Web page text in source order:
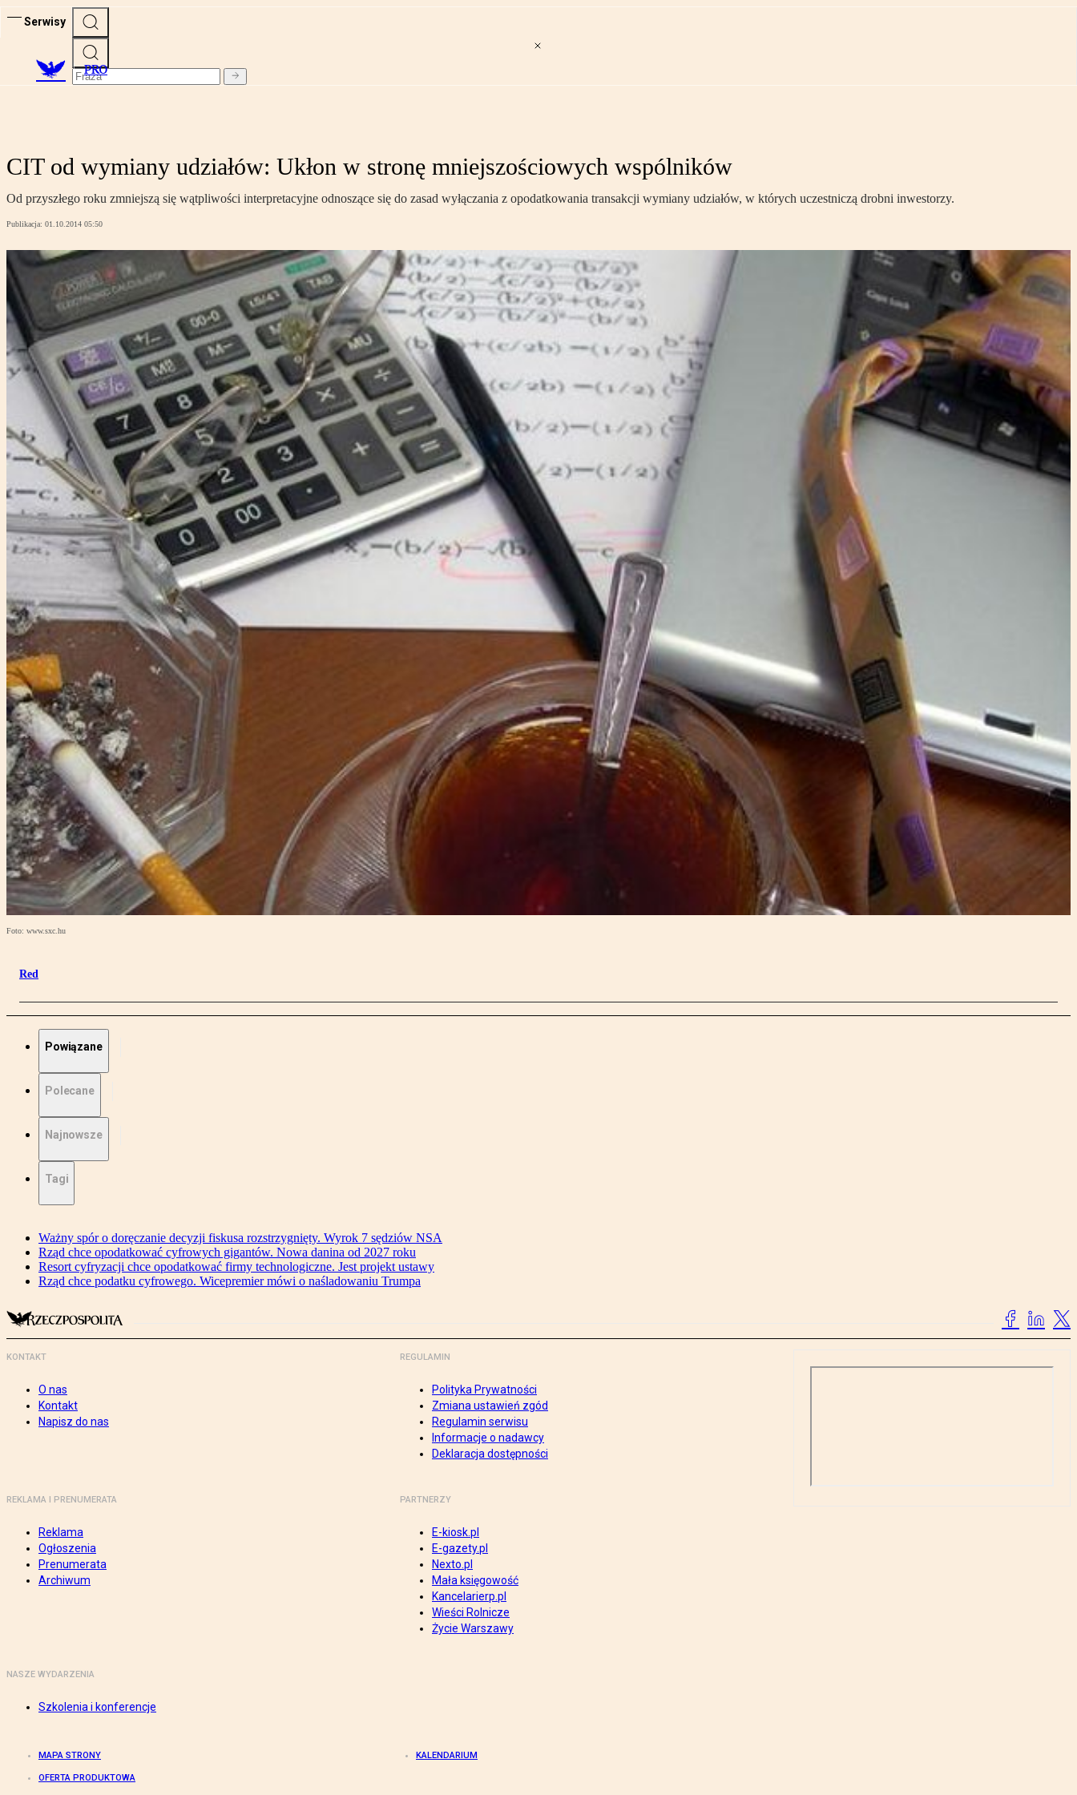
Serwisy
PRO
CIT od wymiany udziałów: Ukłon w stronę mniejszościowych wspólników
Od przyszłego roku zmniejszą się wątpliwości interpretacyjne odnoszące się do zasad wyłączania z opodatkowania transakcji wymiany udziałów, w których uczestniczą drobni inwestorzy.
Publikacja: 01.10.2014 05:50
Foto: www.sxc.hu
Red
Powiązane
Polecane
Najnowsze
Tagi
Ważny spór o doręczanie decyzji fiskusa rozstrzygnięty. Wyrok 7 sędziów NSA
Rząd chce opodatkować cyfrowych gigantów. Nowa danina od 2027 roku
Resort cyfryzacji chce opodatkować firmy technologiczne. Jest projekt ustawy
Rząd chce podatku cyfrowego. Wicepremier mówi o naśladowaniu Trumpa
KONTAKT
O nas
Kontakt
Napisz do nas
REGULAMIN
Polityka Prywatności
Zmiana ustawień zgód
Regulamin serwisu
Informacje o nadawcy
Deklaracja dostępności
REKLAMA I PRENUMERATA
Reklama
Ogłoszenia
Prenumerata
Archiwum
PARTNERZY
E-kiosk.pl
E-gazety.pl
Nexto.pl
Mała księgowość
Kancelarierp.pl
Wieści Rolnicze
Życie Warszawy
NASZE WYDARZENIA
Szkolenia i konferencje
MAPA STRONY KALENDARIUM
OFERTA PRODUKTOWA